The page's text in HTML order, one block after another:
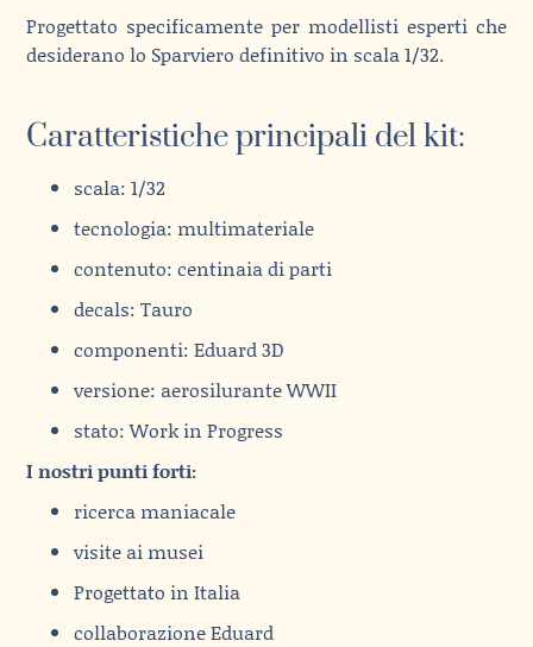
Progettato specificamente per modellisti esperti che
desiderano lo Sparviero definitivo in scala 1/32.
Caratteristiche principali del kit:
scala: 1/32
tecnologia: multimateriale
contenuto: centinaia di parti
decals: Tauro
componenti: Eduard 3D
versione: aerosilurante WWII
stato: Work in Progress
I nostri punti forti:
ricerca maniacale
visite ai musei
Progettato in Italia
collaborazione Eduard